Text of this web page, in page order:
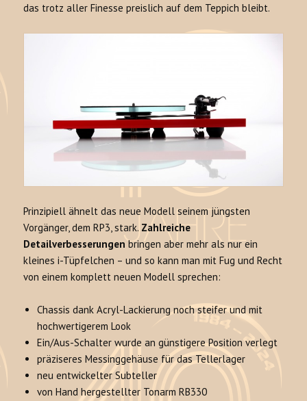
das trotz aller Finesse preislich auf dem Teppich bleibt.
Prinzipiell ähnelt das neue Modell seinem jüngsten
Vorgänger, dem RP3, stark. Zahlreiche
Detailverbesserungen bringen aber mehr als nur ein
kleines i-Tüpfelchen – und so kann man mit Fug und Recht
von einem komplett neuen Modell sprechen:
Chassis dank Acryl-Lackierung noch steifer und mit
hochwertigerem Look
Ein/Aus-Schalter wurde an günstigere Position verlegt
präziseres Messinggehäuse für das Tellerlager
neu entwickelter Subteller
von Hand hergestellter Tonarm RB330